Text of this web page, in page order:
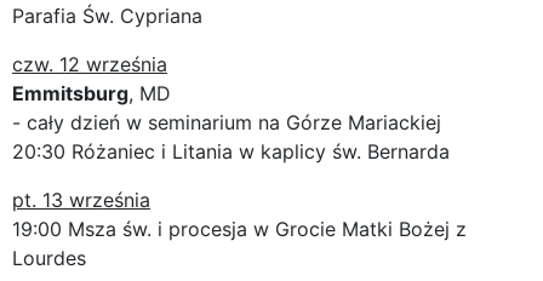
Parafia Św. Cypriana
czw. 12 września
Emmitsburg, MD
- cały dzień w seminarium na Górze Mariackiej
20:30 Różaniec i Litania w kaplicy św. Bernarda
pt. 13 września
19:00 Msza św. i procesja w Grocie Matki Bożej z
Lourdes